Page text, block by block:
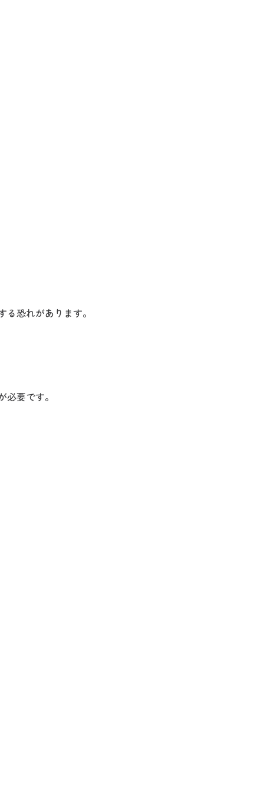
恐れがあります。
要です。